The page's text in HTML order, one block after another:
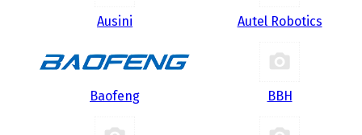
Ausini Autel Robotics
Baofeng BBH